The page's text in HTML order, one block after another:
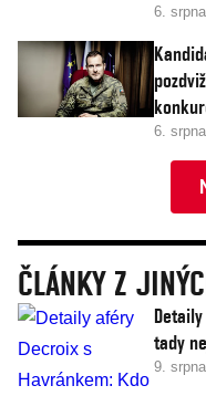
6.
6.
ČLÁNKY Z
tady
9.